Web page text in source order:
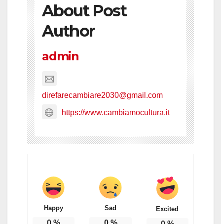
About Post
Author
admin
direfarecambiare2030@gmail.com
https://www.cambiamocultura.it
Happy Sad Excited